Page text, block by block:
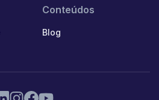
Conteúdos
Blog